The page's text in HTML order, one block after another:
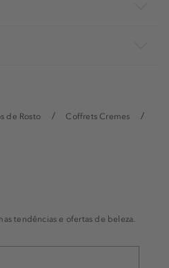
de Rosto
Coffrets Cremes
tendências e ofertas de beleza.